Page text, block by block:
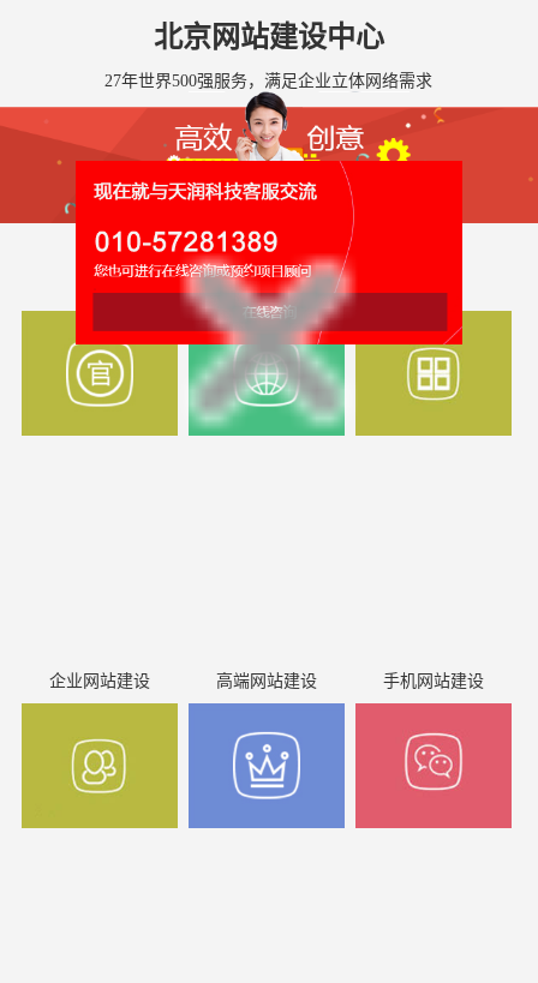
北京网站建设中心
27年世界500强服务，满足企业立体网络需求
全国网站建设服务
企业网站建设 高端网站建设 手机网站建设